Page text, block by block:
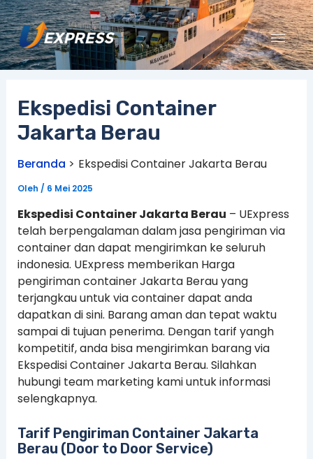
Lewati
ke
konten
Ekspedisi Container
Jakarta Berau
Beranda Ekspedisi Container Jakarta Berau
Oleh / 6 Mei 2025
Ekspedisi Container Jakarta Berau – UExpress
telah berpengalaman dalam jasa pengiriman via
container dan dapat mengirimkan ke seluruh
indonesia. UExpress memberikan Harga
pengiriman container Jakarta Berau yang
terjangkau untuk via container dapat anda
dapatkan di sini. Barang aman dan tepat waktu
sampai di tujuan penerima. Dengan tarif yangh
kompetitif, anda bisa mengirimkan barang via
Ekspedisi Container Jakarta Berau. Silahkan
hubungi team marketing kami untuk informasi
selengkapnya.
Tarif Pengiriman Container Jakarta
Berau (Door to Door Service)